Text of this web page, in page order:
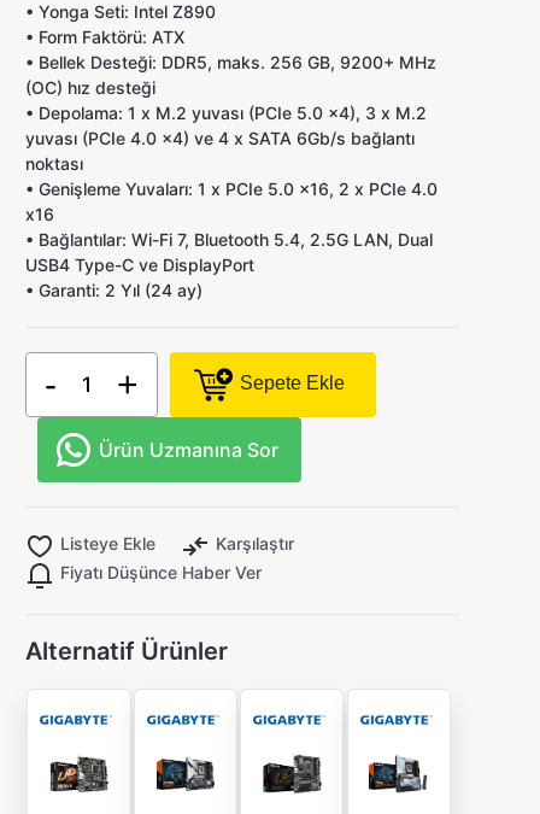
•Yonga Seti: Intel Z890
• Form Faktörü: ATX
• Bellek Desteği: DDR5, maks. 256 GB, 9200+ MHz
(OC) hız desteği
• Depolama: 1 x M.2 yuvası (PCIe 5.0 x4), 3 x M.2
yuvası (PCIe 4.0 x4) ve 4 x SATA 6Gb/s bağlantı
noktası
•Genişleme Yuvaları: 1 x PCIe 5.0 x16, 2 x PCIe 4.0
x16
• Bağlantılar: Wi-Fi 7, Bluetooth 5.4, 2.5G LAN, Dual
USB4 Type-C ve DisplayPort
•Garanti: 2 Yıl (24 ay)
- + Sepete Ekle
Ürün Uzmanına Sor
Listeye Ekle
Karşılaştır
Fiyatı Düşünce Haber Ver
Alternatif Ürünler